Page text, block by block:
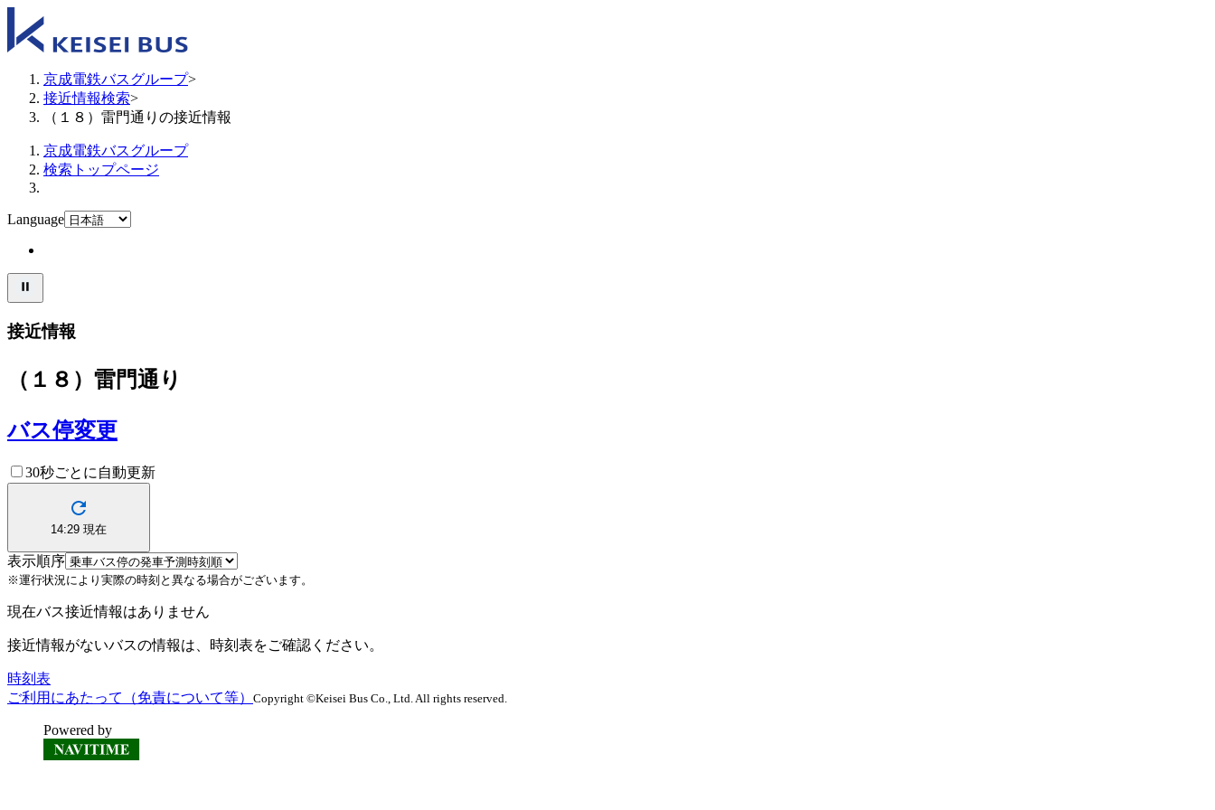
京成電鉄バスグループ>
接近情報検索>
（１８）雷門通りの接近情報
京成電鉄バスグループ
検索トップページ
Language
接近情報
（１８）雷門通り
バス停変更
30秒ごとに自動更新
14:29 現在
表示順序
※運行状況により実際の時刻と異なる場合がございます。
現在バス接近情報はありません
接近情報がないバスの情報は、時刻表をご確認ください。
時刻表
ご利用にあたって（免責について等） Copyright ©Keisei Bus Co., Ltd. All rights reserved.
Powered by